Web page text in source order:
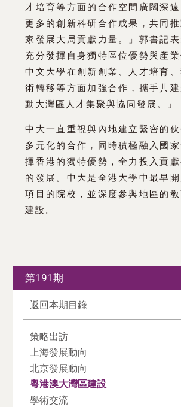
才培育等方面的合作空間廣闊深
更多的創新科研合作成果，共同
家發展大局貢獻力量。」郭書記
充分發揮自身獨特區位優勢與產
中文大學在創新創業、人才培育
術轉移等方面加強合作，攜手共
動大灣區人才集聚與協同發展。」
中大一直重視與內地建立緊密的
多元化的合作，同時積極融入國
揮香港的獨特優勢，全力投入貢
的發展。中大是全港大學中最早
項目的院校，並深度參與地區的
建設。
第191期
返回本期目錄
策略出訪
上海發展動向
北京發展動向
粵港澳大灣區建設
學術交流